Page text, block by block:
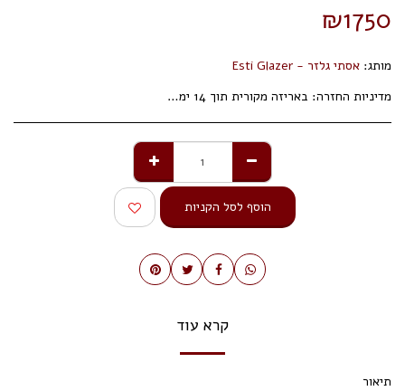
₪1750
מותג: אסתי גלזר - Esti Glazer
מדיניות החזרה: באריזה מקורית תוך 14 ימי עסקים.
הוסף לסל הקניות
קרא עוד
תיאור